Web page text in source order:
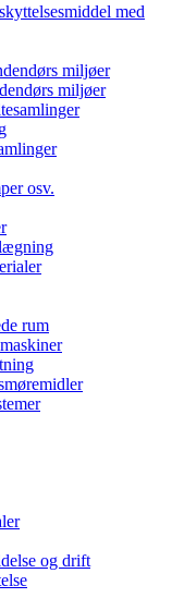
med
miljøer
miljøer
osv.
rum
og drift